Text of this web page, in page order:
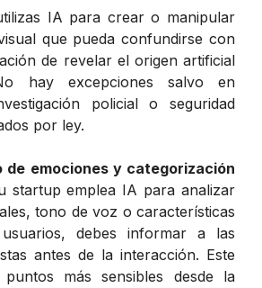
IA para crear o manipular
que pueda confundirse con
de revelar el origen artificial
hay excepciones salvo en
policial o seguridad
por ley.
de emociones y categorización
startup emplea IA para analizar
tono de voz o características
debes informar a las
antes de la interacción. Este
más sensibles desde la